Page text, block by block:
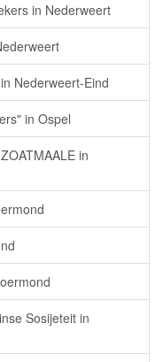
in Nederweert
Nederweert-Eind
in Ospel
in
Sosijeteit in